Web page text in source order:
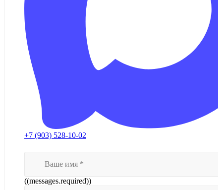
+7 (903) 528-10-02
((messages.required))